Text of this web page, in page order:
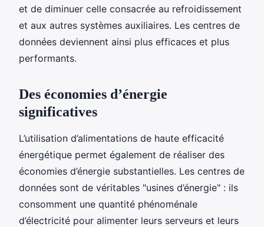
et de diminuer celle consacrée au refroidissement
et aux autres systèmes auxiliaires. Les centres de
données deviennent ainsi plus efficaces et plus
performants.
Des économies d’énergie
significatives
L’utilisation d’alimentations de haute efficacité
énergétique permet également de réaliser des
économies d’énergie substantielles. Les centres de
données sont de véritables "usines d’énergie" : ils
consomment une quantité phénoménale
d’électricité pour alimenter leurs serveurs et leurs